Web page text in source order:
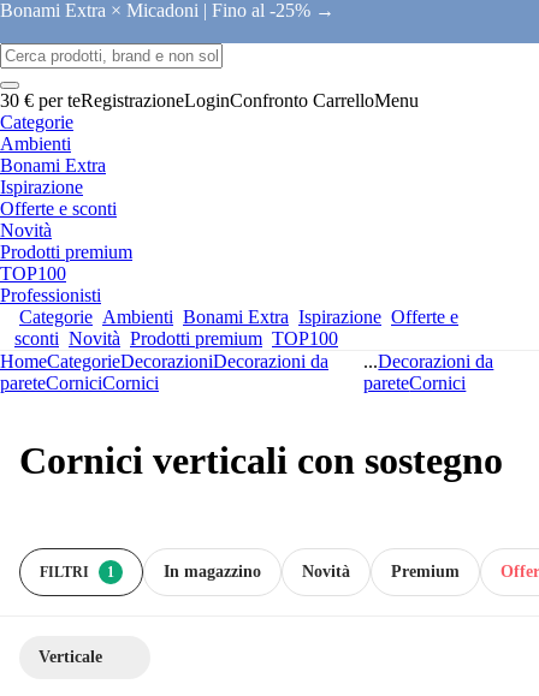
Bonami Extra × Micadoni | Fino al -25% →
30 € per teRegistrazioneLoginConfronto CarrelloMenu
Categorie
Ambienti
Bonami Extra
Ispirazione
Offerte e sconti
Novità
Prodotti premium
TOP100
Professionisti
Categorie Ambienti Bonami Extra Ispirazione Offerte e
sconti Novità Prodotti premium TOP100
HomeCategorieDecorazioniDecorazioni da
pareteCorniciCornici
...Decorazioni da
pareteCornici
Cornici verticali con sostegno
FILTRI 1 In magazzino Novità Premium
Verticale